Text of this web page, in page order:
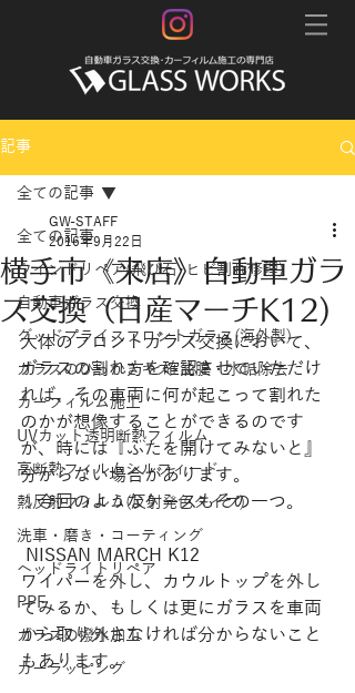
記事
全ての記事
ウインドリペア(飛び石･ヒビ割れ修理)
自動車ガラス交換
グッドプライスフロントガラス(海外製)
ガラスのひっかきキズ･油膜・水垢除去
カーフィルム施工
UVカット透明断熱フィルム
高断熱フィルムシルフィード
熱反射フィルム(反射発色タイプ)
洗車・磨き・コーティング
ヘッドライトリペア
PPF
ガラスの撥水加工
カーラッピング
全ての記事
横手市《来店》自動車ガラ
ス交換（日産マーチK12)
GW-STAFF
2016年9月22日
大体のフロントガラス交換において、
ガラスの割れ方を確認させていただけ
れば、その車両に何が起こって割れた
のかが想像することができるのです
が、時には『ふたを開けてみないと』
分からない場合があります。
↓今回のようなケースもその一つ。
NISSAN MARCH K12
ワイパーを外し、カウルトップを外し
てみるか、もしくは更にガラスを車両
から取り外さなければ分からないこと
もあります。